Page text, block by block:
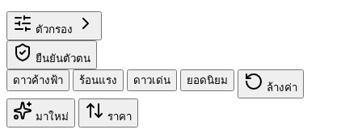
ตัวกรอง
ยืนยันตัวตน
ดาวค้างฟ้า
ร้อนแรง ดาวเด่น ยอดนิยม
ล้างค่า
มาใหม่ ราคา